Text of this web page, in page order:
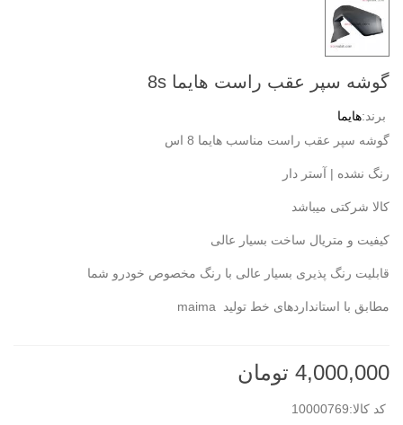
گوشه سپر عقب راست هایما 8s
برند:هایما
گوشه سپر عقب راست مناسب هایما 8 اس
رنگ نشده | آستر دار
کالا شرکتی میباشد
کیفیت و متریال ساخت بسیار عالی
قابلیت رنگ پذیری بسیار عالی با رنگ مخصوص خودرو شما
مطابق با استانداردهای خط تولید maima
4,000,000 تومان
کد کالا:10000769